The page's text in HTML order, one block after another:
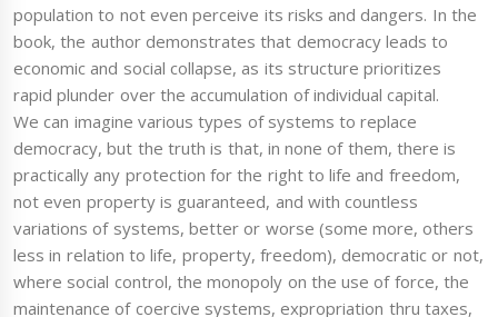
population to not even perceive its risks and dangers. In the
book, the author demonstrates that democracy leads to
economic and social collapse, as its structure prioritizes
rapid plunder over the accumulation of individual capital.
We can imagine various types of systems to replace
democracy, but the truth is that, in none of them, there is
practically any protection for the right to life and freedom,
not even property is guaranteed, and with countless
variations of systems, better or worse (some more, others
less in relation to life, property, freedom), democratic or not,
where social control, the monopoly on the use of force, the
maintenance of coercive systems, expropriation thru taxes,